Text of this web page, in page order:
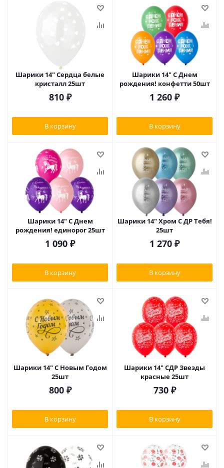
Шарики 14" Сердца белые
кристалл 25шт
810₽
В корзину
Шарики 14" С Днем
рождения! конфетти 50шт
1 260 ₽
В корзину
Шарики 14" С Днем
рождения! единорог 25шт
1 090 ₽
В корзину
Шарики 14" Хром С ДР Тебя!
25шт
1 270 ₽
В корзину
Шарики 14" С Новым Годом
25шт
800₽
В корзину
Шарики 14" СДР Звезды
красные 25шт
730₽
В корзину